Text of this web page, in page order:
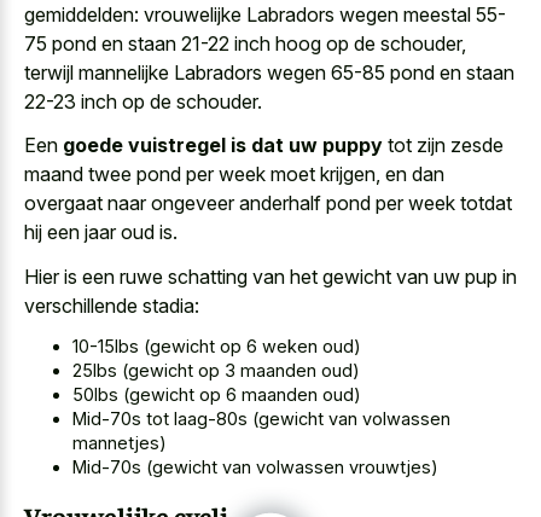
gemiddelden: vrouwelijke Labradors wegen meestal 55-
75 pond en staan 21-22 inch hoog op de schouder,
terwijl mannelijke Labradors wegen 65-85 pond en staan
22-23 inch op de schouder.
Een goede vuistregel is dat uw puppy tot zijn zesde
maand twee pond per week moet krijgen, en dan
overgaat naar ongeveer anderhalf pond per week totdat
hij een jaar oud is.
Hier is een ruwe schatting van het gewicht van uw pup in
verschillende stadia:
10-15lbs (gewicht op 6 weken oud)
25lbs (gewicht op 3 maanden oud)
50lbs (gewicht op 6 maanden oud)
Mid-70s tot laag-80s (gewicht van volwassen
mannetjes)
Mid-70s (gewicht van volwassen vrouwtjes)